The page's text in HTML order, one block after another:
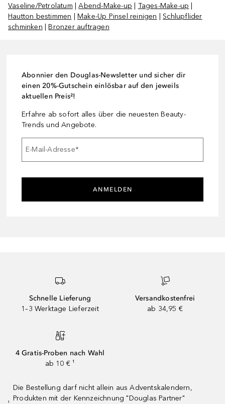
Vaseline/Petrolatum |Abend-Make-up Tages-Make-up
Hautton bestimmen |Make-Up Pinsel reinigen |Schlupflider
schminken |Bronzer auftragen
Abonnier den Douglas-Newsletter und sicher dir
einen 20%-Gutschein einlösbar auf den jeweils
aktuellen Preis²!
Erfahre ab sofort alles über die neuesten Beauty-
Trends und Angebote.
E-Mail-Adresse*
ANMELDEN
Schnelle Lieferung
1–3 Werktage Lieferzeit
Versandkostenfrei
ab 34,95 €
4 Gratis-Proben nach Wahl
ab 10 € ¹
Die Bestellung darf nicht allein aus Adventskalendern,
Produkten mit der Kennzeichnung "Douglas Partner"